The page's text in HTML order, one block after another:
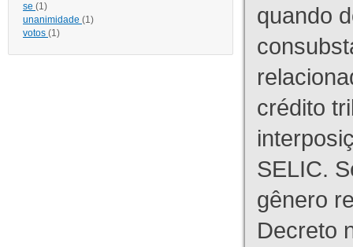
se (1)
unanimidade (1)
votos (1)
quando
crédito
SELIC.
gênero
Decreto